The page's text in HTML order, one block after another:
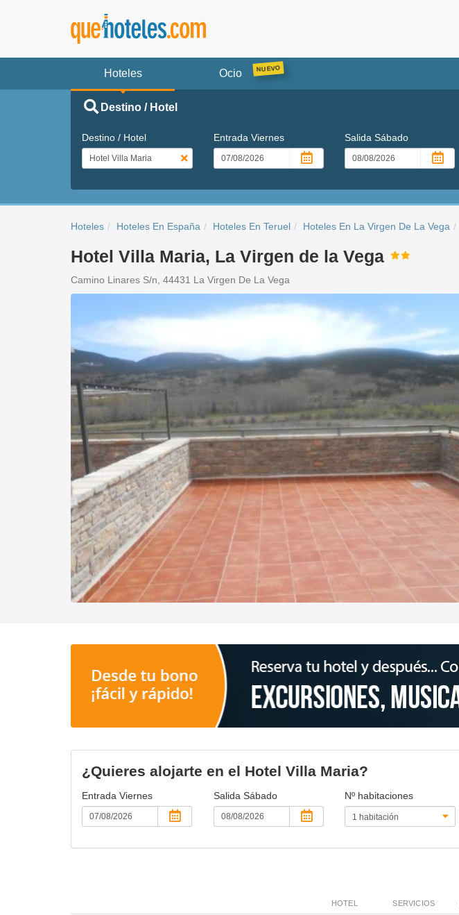
Hoteles Ocio
Destino / Hotel
Destino / Hotel Entrada Viernes SalidaSábado
Hoteles Hoteles En España Hoteles En Teruel Hoteles En La Virgen De La Vega
Hotel Villa Maria, La Virgen de la Vega
Camino Linares S/n, 44431 La Virgen De La Vega
¿Quieres alojarte en el Hotel Villa Maria?
Entrada Viernes Salida Sábado Nº habitaciones
HOTEL SERVICIOS